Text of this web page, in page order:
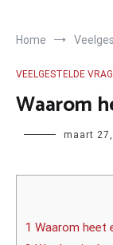
Home
VEELGESTELDE
Waarom
Author maart 27,
1 Waarom heet